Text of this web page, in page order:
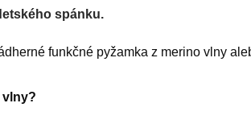
spánku.
funkčné pyžamka z merino vlny
vlny?